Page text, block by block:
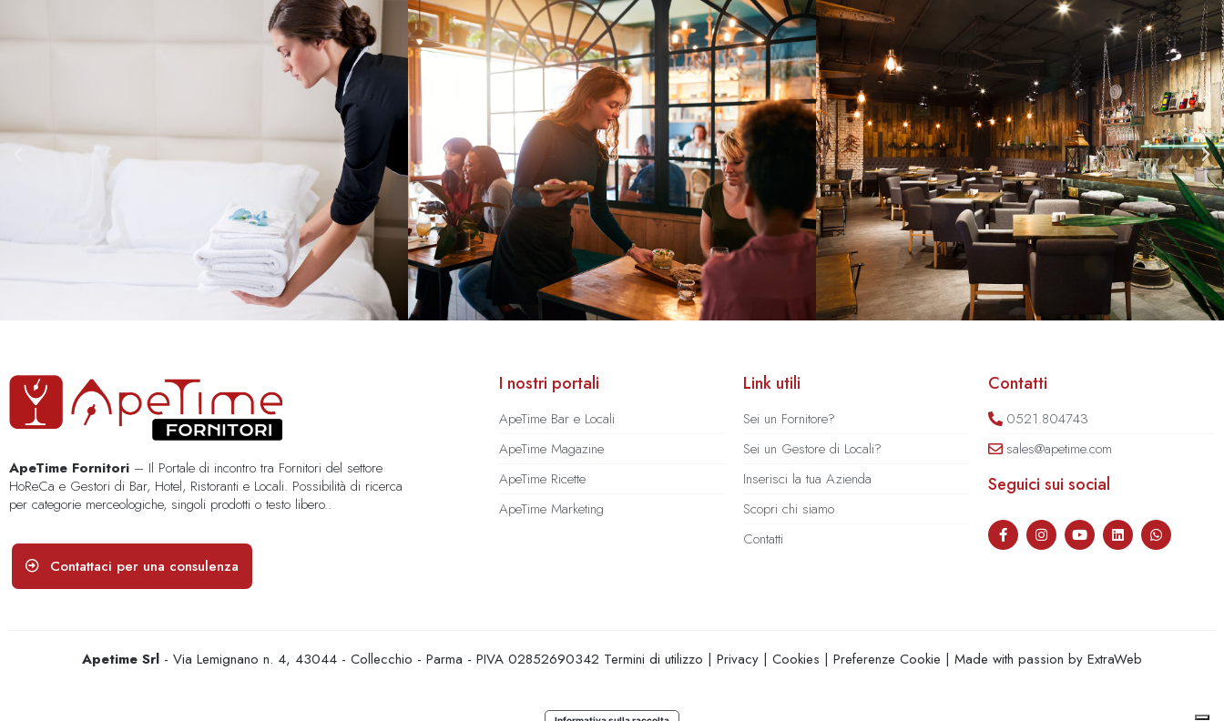
ApeTime Fornitori – Il Portale di incontro tra Fornitori del settore
HoReCa e Gestori di Bar, Hotel, Ristoranti e Locali. Possibilità di ricerca
per categorie merceologiche, singoli prodotti o testo libero..
Contattaci per una consulenza
I nostri portali
ApeTime Bar e Locali
ApeTime Magazine
ApeTime Ricette
ApeTime Marketing
Link utili
Sei un Fornitore?
Sei un Gestore di Locali?
Inserisci la tua Azienda
Scopri chi siamo
Contatti
Contatti
0521.804743
sales@apetime.com
Seguici sui social
Apetime Srl - Via Lemignano n. 4, 43044 - Collecchio - Parma - PIVA 02852690342 Termini di utilizzo | Privacy | Cookies | Preferenze Cookie | Made with passion by ExtraWeb